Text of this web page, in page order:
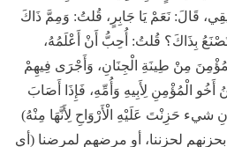
قَالَ: نَعَمْ يَا جَابِرٍ، قُلتُ: وَمِمَّ ذَاكَ
بِذَاكَ؟ قُلتُ: أُحِبُّ أَنْ أَعْلَمُهُ،
مِنْ طِينَةِ الْجِنَانِ، وَأَجْرَى فِيهِمْ
الْمُؤْمِنِ لِأَبِيهِ وَأُمِّهِ، فَإِذَا أَصَابَ
شيء حَزِنْتَ عَلَيْهِ الْأَرْوَاحِ لِأَنَّهَا مِنْهُ)
بحزنهم لحزننا، أو مرضهم لمرضنا (أي